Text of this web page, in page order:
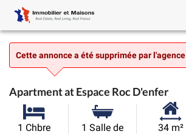
Cette annonce a été supprimée par l'agence
Apartment at Espace Roc D'enfer
1 Chbre
1 Salle de
Surface
34 m²